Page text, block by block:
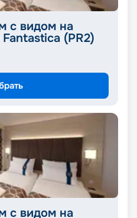
с видом на
(PR2)
с видом на